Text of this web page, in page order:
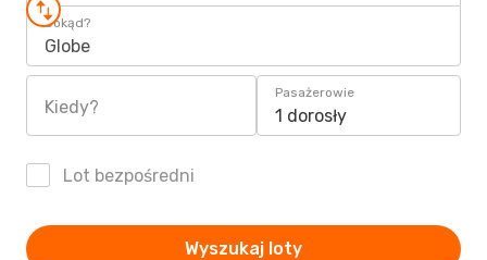
Dokąd?
Globe
Kiedy?
Pasażerowie
1 dorosły
Lot bezpośredni
Wyszukaj loty